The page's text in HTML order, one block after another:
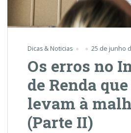
Dicas & Noticias 25 de junho
Os erros no
de Renda
levam à
(Parte II)